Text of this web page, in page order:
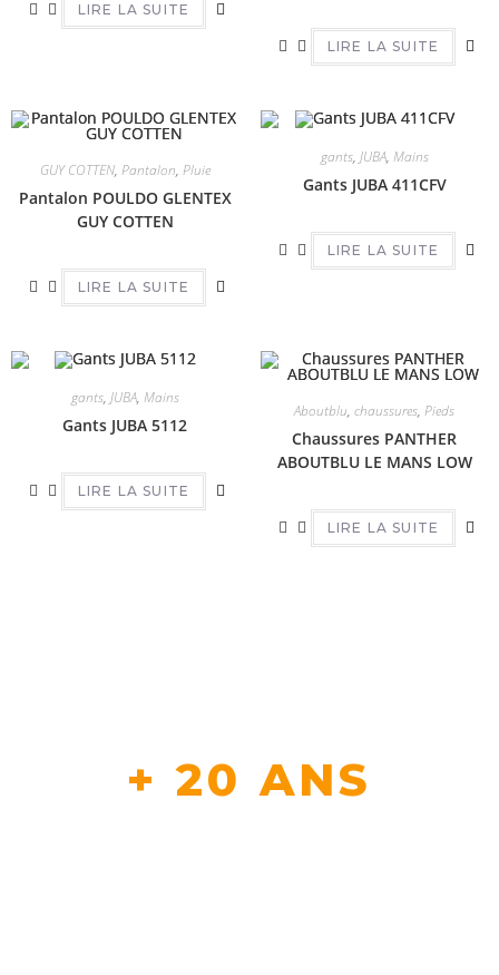
LIRE LA SUITE
LIRE LA SUITE
GUY COTTEN, Pantalon, Pluie
Pantalon POULDO GLENTEX
GUY COTTEN
LIRE LA SUITE
gants, JUBA, Mains
Gants JUBA 411CFV
LIRE LA SUITE
gants, JUBA, Mains
Gants JUBA 5112
LIRE LA SUITE
Aboutblu, chaussures, Pieds
Chaussures PANTHER
ABOUTBLU LE MANS LOW
LIRE LA SUITE
+ 20 ANS